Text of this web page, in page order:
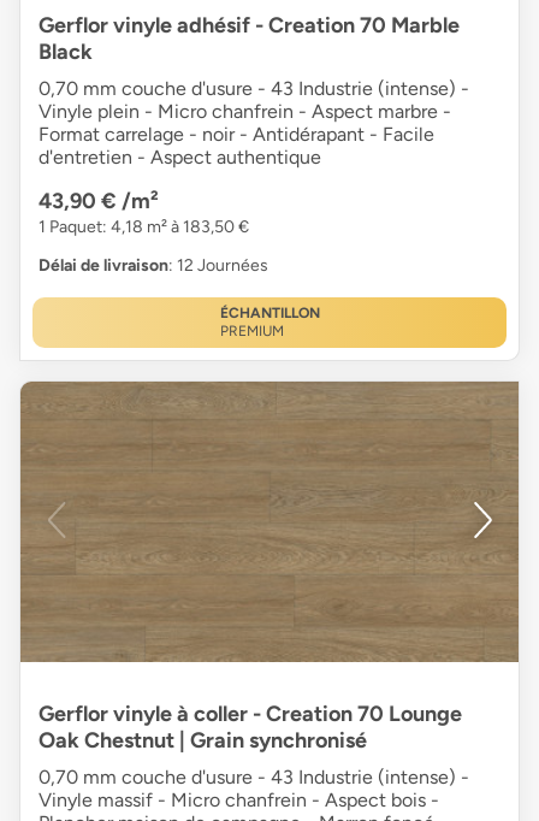
Gerflor vinyle adhésif - Creation 70 Marble
Black
0,70 mm couche d'usure - 43 Industrie (intense) -
Vinyle plein - Micro chanfrein - Aspect marbre -
Format carrelage - noir - Antidérapant - Facile
d'entretien - Aspect authentique
43,90 € /m²
1 Paquet: 4,18 m² à 183,50 €
Délai de livraison: 12 Journées
ÉCHANTILLON
PREMIUM
Gerflor vinyle à coller - Creation 70 Lounge
Oak Chestnut | Grain synchronisé
0,70 mm couche d'usure - 43 Industrie (intense) -
Vinyle massif - Micro chanfrein - Aspect bois -